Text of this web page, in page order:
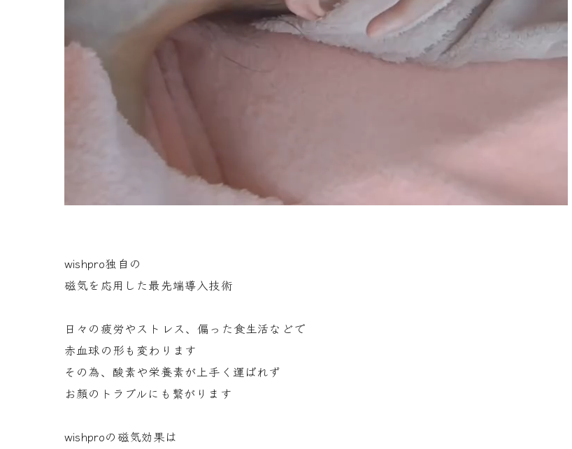
wishpro独自の
磁気を応用した最先端導入技術
日々の疲労やストレス、偏った食生活などで
赤血球の形も変わります
その為、酸素や栄養素が上手く運ばれず
お顔のトラブルにも繋がります
wishproの磁気効果は